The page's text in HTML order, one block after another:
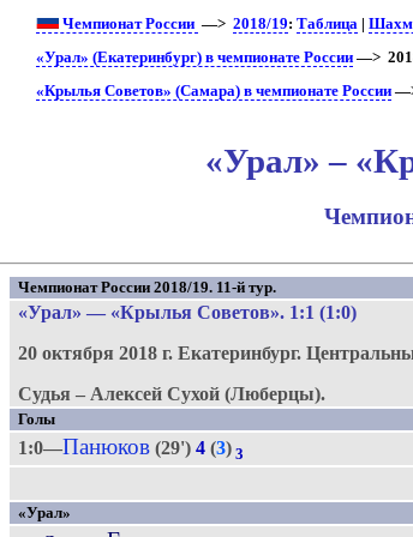
Чемпионат России —>2018/19:Таблица |
«Урал» (Екатеринбург) в чемпионате России —>
«Крылья Советов» (Самара) в чемпионате России
«Урал» –
Чемпионат России 2018/19. 11-й тур.
«Урал» — «Крылья Советов». 1:1 (1:0)
20 октября 2018 г.Екатеринбург.
Судья – Алексей Сухой (Люберцы).
Голы
1:0—Панюков (29')4 (3) 3
«Урал»